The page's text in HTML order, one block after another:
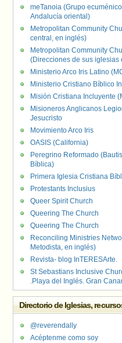
meTanoia (Grupo
Andalucía oriental)
Metropolitan Community
central, en inglés)
Metropolitan Community
(Direcciones de sus iglesias
Ministerio Arco Iris Latino
Ministerio Cristiano Bíblico
Misión Cristiana Incluyente
Misioneros Anglicanos
Jesucristo
Movimiento Arco Iris
OASIS (California)
Peregrino Reformado
Bíblica)
Primera Iglesia Cristiana
Protestants Inclusius
Queer Spirit Church
Queering The Church
Queering The Church
Reconciling Ministries
Metodista, en inglés)
Revista- blog InTERESArte.
St Sebastians Inclusive
.Playa del Inglés. Gran
Directorio de Iglesias,
@reverendally
Acéptenme como soy